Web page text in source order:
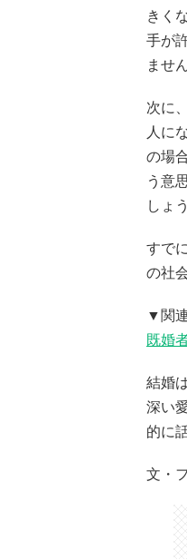
きく
手が
ませ
次に
人に
の場
う意
しょ
すで
の社
▼関
既婚
結婚
深い
的に
文・